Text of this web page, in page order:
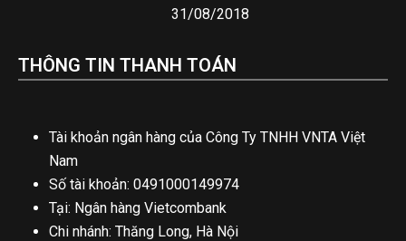
31/08/2018
THÔNG TIN THANH TOÁN
Tài khoản ngân hàng của Công Ty TNHH VNTA Việt
Nam
Số tài khoản: 0491000149974
Tại: Ngân hàng Vietcombank
Chi nhánh: Thăng Long, Hà Nội